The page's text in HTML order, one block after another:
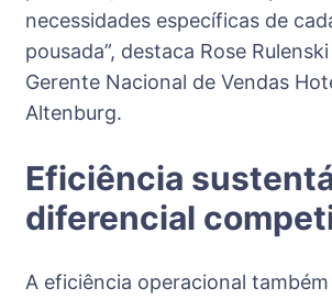
necessidades específicas de
pousada”, destaca Rose
Gerente Nacional de Vendas
Altenburg.
Eficiência
diferencial
A eficiência operacional